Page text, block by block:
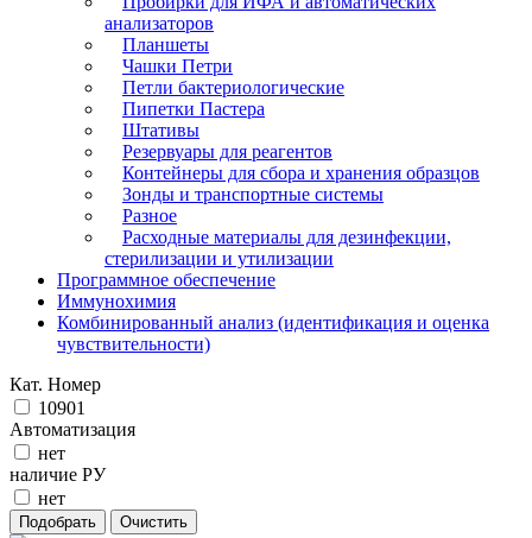
анализаторов
Планшеты
Чашки Петри
Петли бактериологические
Пипетки Пастера
Штативы
Резервуары для реагентов
Контейнеры для сбора и хранения образцов
Зонды и транспортные системы
Разное
Расходные материалы для дезинфекции,
стерилизации и утилизации
Программное обеспечение
Иммунохимия
Комбинированный анализ (идентификация и оценка
чувствительности)
Кат. Номер
10901
Автоматизация
нет
наличие РУ
нет